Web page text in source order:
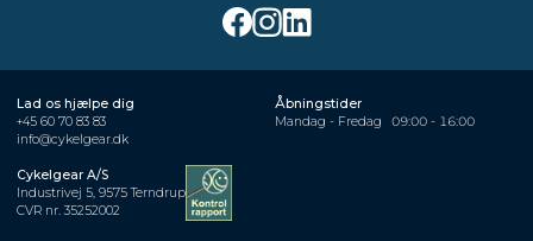
Lad os hjælpe dig
+45 60 70 83 83
info@cykelgear.dk
Åbningstider
Mandag - Fredag
09:00 - 16:00
Cykelgear A/S
Industrivej 5, 9575 Terndrup
CVR nr. 35252002